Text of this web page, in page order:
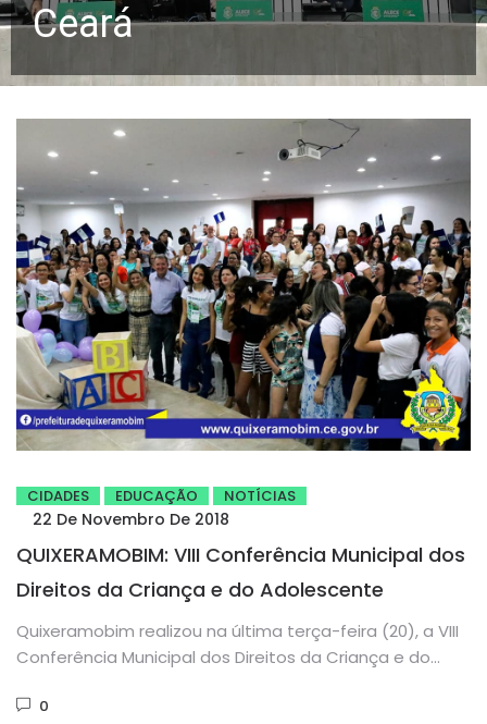
Ceará
CIDADES EDUCAÇÃO NOTÍCIAS
22 De Novembro De 2018
QUIXERAMOBIM: VIII Conferência Municipal dos
Direitos da Criança e do Adolescente
Quixeramobim realizou na última terça-feira (20), a VIII
Conferência Municipal dos Direitos da Criança e do
0